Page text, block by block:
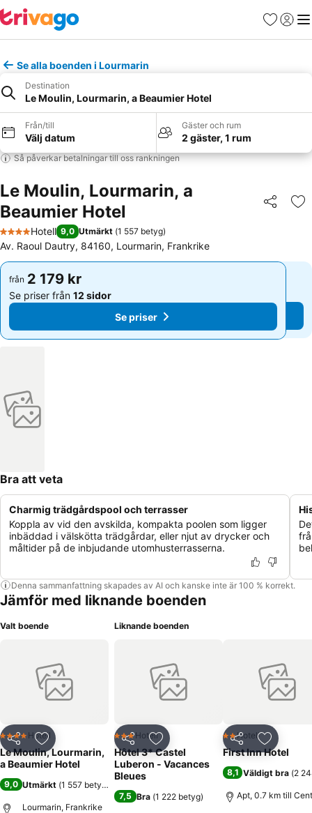
Favoriter
Logga
Se alla boenden i Lourmarin
Destination
Le Moulin, Lourmarin, a Beaumier Hotel
Från/till
Välj datum
Gäster och rum
2 gäster, 1 rum
Så påverkar betalningar till oss rankningen
Le Moulin, Lourmarin, a
Beaumier Hotel
Dela
4 Stjärnor
Hotell 9,0 Utmärkt (1 557 betyg)
Av. Raoul Dautry, 84160, Lourmarin, Frankrike
från 2 179 kr
Se priser från 12 sidor
Se priser
från 2 179 kr
Se priser från 12 sidor
Se priser
Bra att veta
Charmig trädgårdspool och terrasser
Koppla av vid den avskilda, kompakta poolen som ligger
inbäddad i välskötta trädgårdar, eller njut av drycker och
måltider på de inbjudande utomhusterrasserna.
Denna sammanfattning skapades av AI och kanske inte är 100 % korrekt.
Jämför med liknande boenden
Valt boende
Dela Lägg till i Mina Favoriter
4 StjärnorHotell
Le Moulin, Lourmarin,
a Beaumier Hotel
9,0 Utmärkt (1 557 betyg)
Lourmarin, Frankrike
Liknande boenden
Dela Lägg till i Mina Favoriter
3 Stjärnor
Hotell
Hôtel 3* Castel
Luberon - Vacances
Bleues
7,5 Bra (1 222 betyg)
Dela Lägg till
2 Stjärnor
Hotell
First Inn Hotel
8,1 Väldigt bra (2
Apt, 0.7 km till